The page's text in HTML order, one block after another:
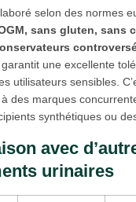
selon des normes
sans gluten, sans
une excellente
utilisateurs sensibles.
des marques
synthétiques ou
avec
urinaires